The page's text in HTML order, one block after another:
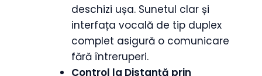
deschizi ușa. Sunetul clar și
interfața vocală de tip duplex
complet asigură o comunicare
fără întreruperi.
Control la Distanță prin